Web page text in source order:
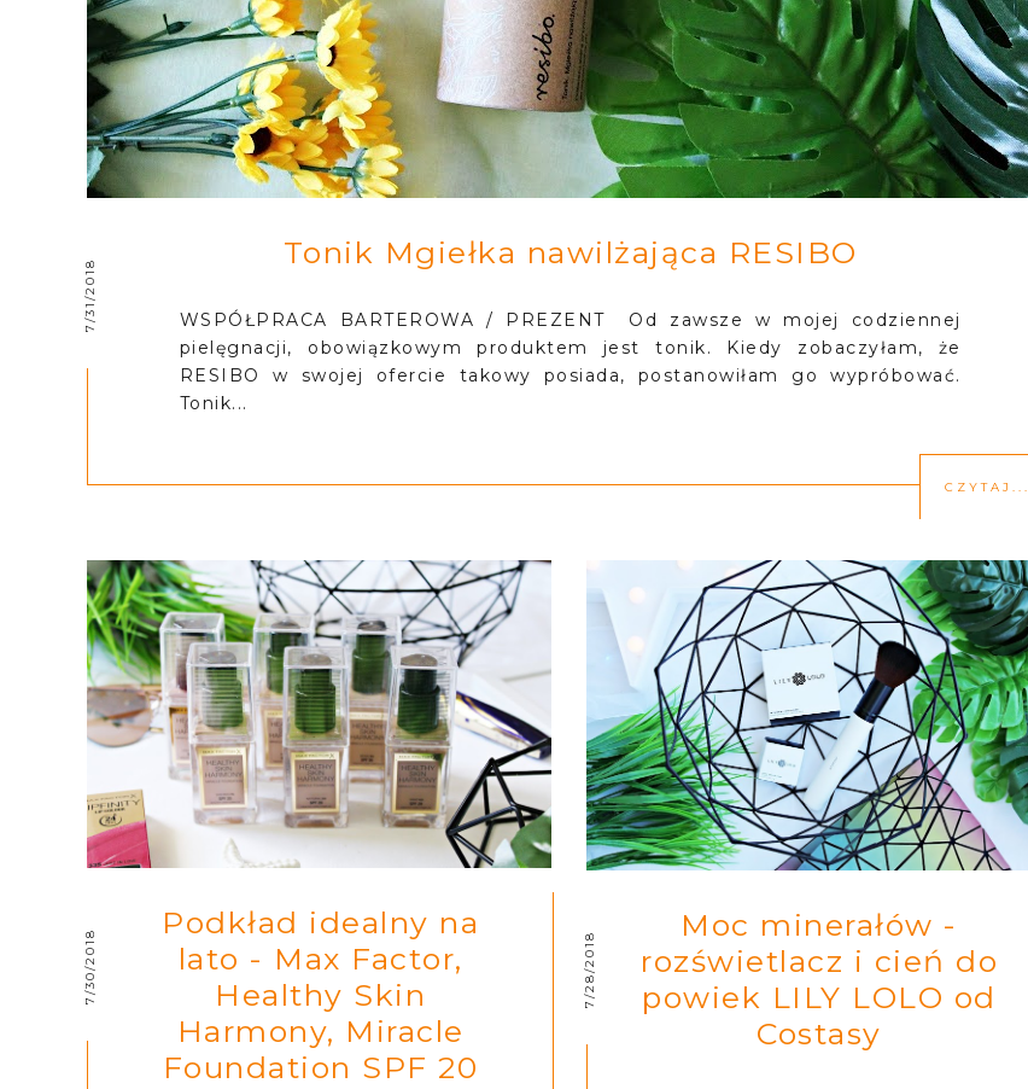
7/31/2018
Tonik Mgiełka nawilżająca RESIBO
WSPÓŁPRACA BARTEROWA / PREZENT Od zawsze w mojej codziennej
pielęgnacji, obowiązkowym produktem jest tonik. Kiedy zobaczyłam, że
RESIBO w swojej ofercie takowy posiada, postanowiłam go wypróbować.
Tonik...
CZYTAJ...
7/30/2018
Podkład idealny na
lato - Max Factor,
Healthy Skin
Harmony, Miracle
Foundation SPF 20
7/28/2018
Moc minerałów -
rozświetlacz i cień do
powiek LILY LOLO od
Costasy